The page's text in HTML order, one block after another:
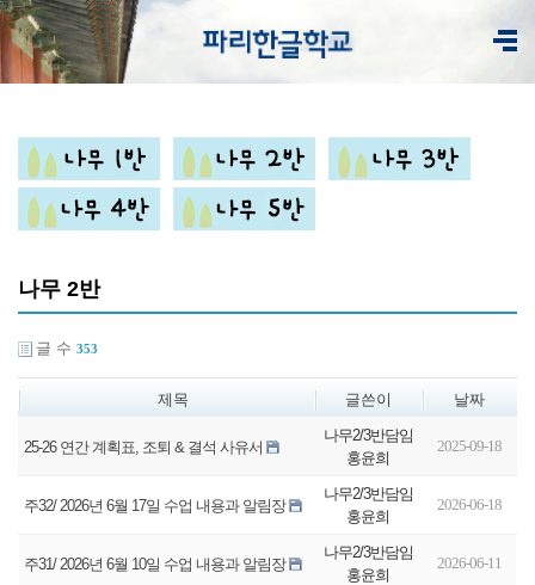
나무 2반
글 수 353
제목 글쓴이 날짜
25-26 연간 계획표, 조퇴 & 결석 사유서
나무2/3반담임
홍윤희
2025-09-18
주32/ 2026년 6월 17일 수업 내용과 알림장
나무2/3반담임
홍윤희
2026-06-18
주31/ 2026년 6월 10일 수업 내용과 알림장
나무2/3반담임
홍윤희
2026-06-11